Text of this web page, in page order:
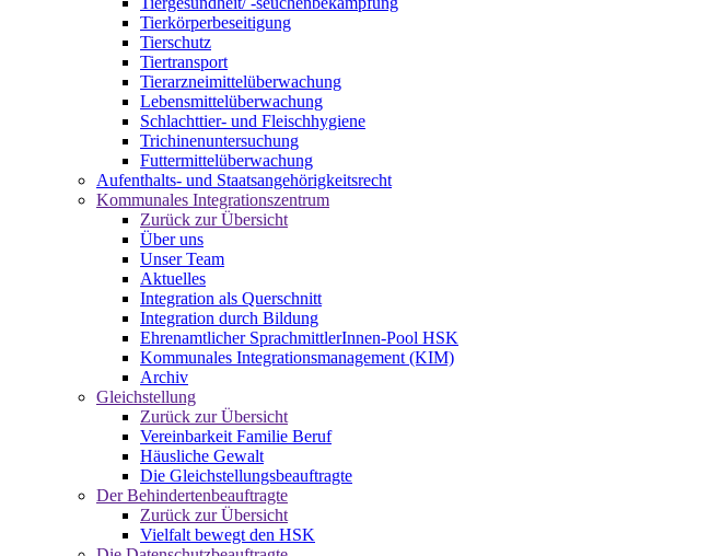
Tierkörperbeseitigung
Tierschutz
Tiertransport
Tierarzneimittelüberwachung
Lebensmittelüberwachung
Schlachttier- und Fleischhygiene
Trichinenuntersuchung
Futtermittelüberwachung
Aufenthalts- und Staatsangehörigkeitsrecht
Kommunales Integrationszentrum
Zurück zur Übersicht
Über uns
Unser Team
Aktuelles
Integration als Querschnitt
Integration durch Bildung
Ehrenamtlicher SprachmittlerInnen-Pool HSK
Kommunales Integrationsmanagement (KIM)
Archiv
Gleichstellung
Zurück zur Übersicht
Vereinbarkeit Familie Beruf
Häusliche Gewalt
Die Gleichstellungsbeauftragte
Der Behindertenbeauftragte
Zurück zur Übersicht
Vielfalt bewegt den HSK